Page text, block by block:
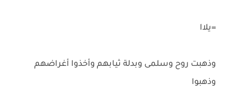
=يلاا
وذهبت روح وسلمى وبدلة ثيابهم وأخذوا أغراضهم
وذهبوا